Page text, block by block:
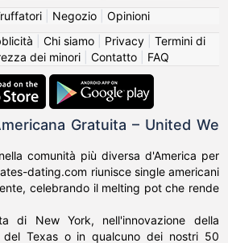
| Negozio| Opinioni
Chi siamo| Privacy| Termini di
dei minori| Contatto| FAQ
Gratuita – United We
comunità più diversa d'America per
dating.com riunisce single americani
celebrando il melting pot che rende
di New York, nell'innovazione della
del Texas o in qualcuno dei nostri 50